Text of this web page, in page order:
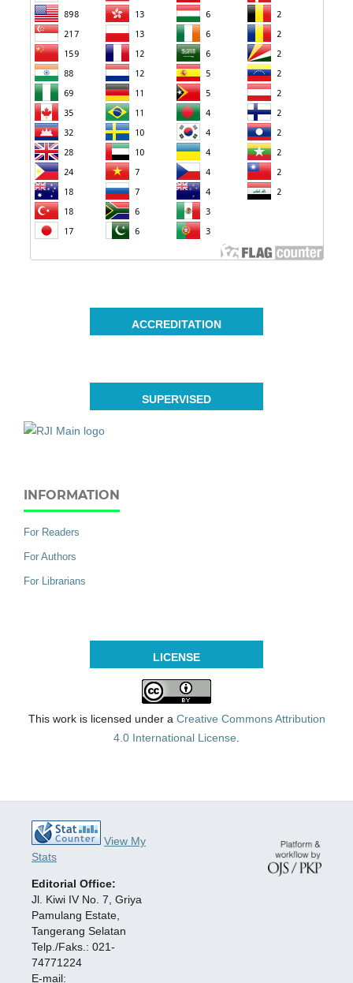
ACCREDITATION
SUPERVISED
INFORMATION
For Readers
For Authors
For Librarians
LICENSE
This work is licensed under a Creative Commons Attribution
4.0 International License
View My
Stats
Editorial Office:
Jl. Kiwi IV No. 7, Griya
Pamulang Estate,
Tangerang Selatan
Telp./Faks.: 021-
74771224
E-mail: